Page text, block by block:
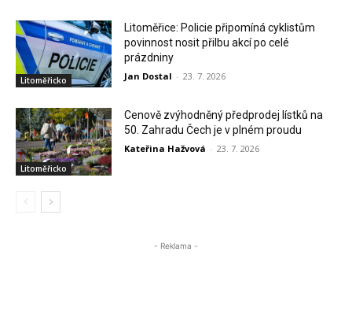
Litoměřicko
Litoměřice: Policie připomíná cyklistům
povinnost nosit přilbu akcí po celé
prázdniny
Jan Dostal - 23. 7. 2026
Litoměřicko
Cenově zvýhodněný předprodej lístků na
50. Zahradu Čech je v plném proudu
Kateřina Hažvová - 23. 7. 2026
- Reklama -